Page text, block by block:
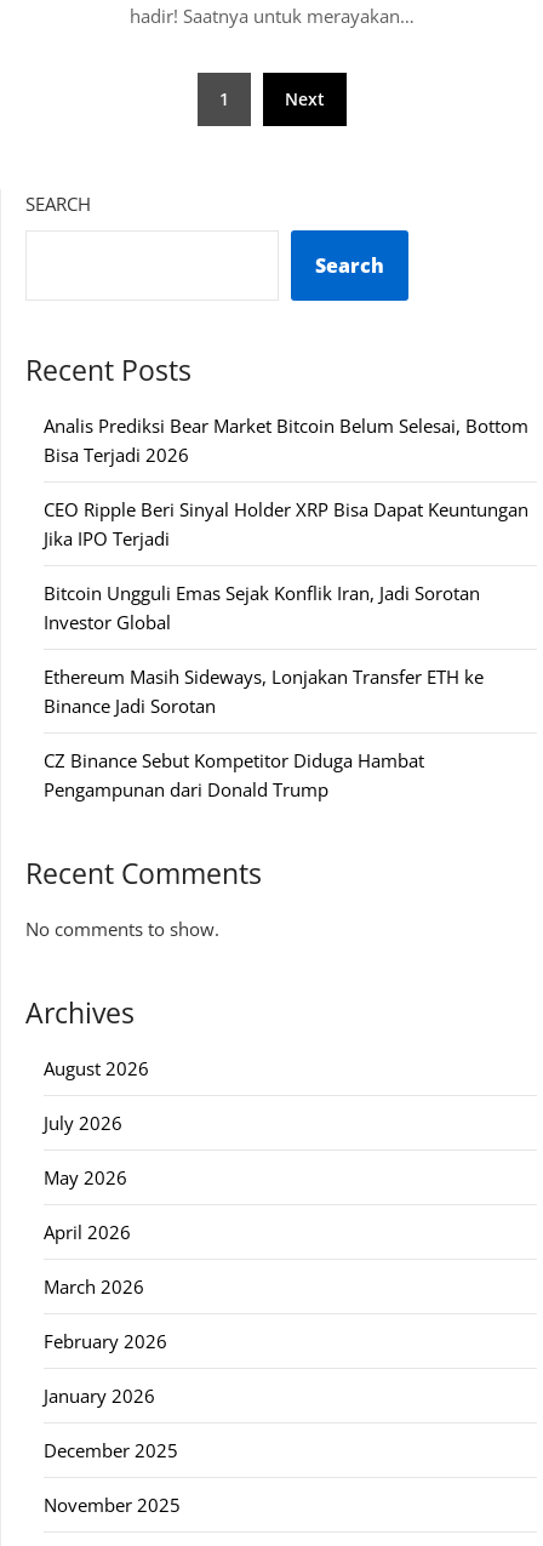
hadir! Saatnya untuk merayakan…
1 Next
SEARCH
Search
Recent Posts
Analis Prediksi Bear Market Bitcoin Belum Selesai, Bottom
Bisa Terjadi 2026
CEO Ripple Beri Sinyal Holder XRP Bisa Dapat Keuntungan
Jika IPO Terjadi
Bitcoin Ungguli Emas Sejak Konflik Iran, Jadi Sorotan
Investor Global
Ethereum Masih Sideways, Lonjakan Transfer ETH ke
Binance Jadi Sorotan
CZ Binance Sebut Kompetitor Diduga Hambat
Pengampunan dari Donald Trump
Recent Comments
No comments to show.
Archives
August 2026
July 2026
May 2026
April 2026
March 2026
February 2026
January 2026
December 2025
November 2025